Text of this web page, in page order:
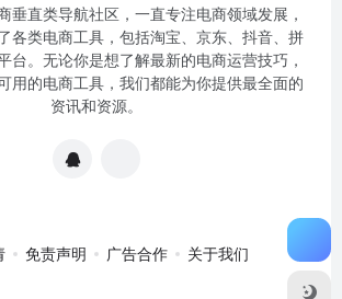
垂直类导航社区，一直专注电商领域发展，
各类电商工具，包括淘宝、京东、抖音、拼
台。无论你是想了解最新的电商运营技巧，
用的电商工具，我们都能为你提供最全面的
资讯和资源。
免责声明 广告合作 关于我们